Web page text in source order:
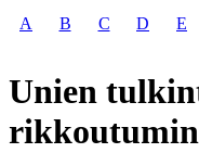
A B C D E
Unien